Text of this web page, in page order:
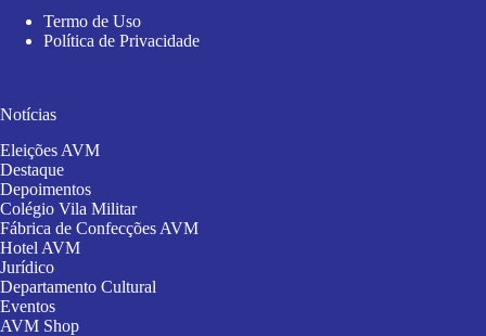
Termo de Uso
Política de Privacidade
Notícias
Eleições AVM
Destaque
Depoimentos
Colégio Vila Militar
Fábrica de Confecções AVM
Hotel AVM
Jurídico
Departamento Cultural
Eventos
AVM Shop